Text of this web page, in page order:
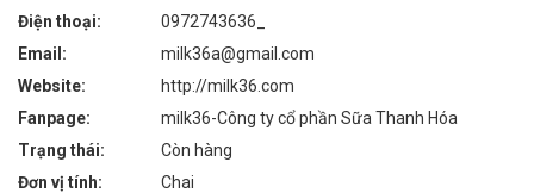
Điện thoại:
0972743636_
Email:
milk36a@gmail.com
Website:
http://milk36.com
Fanpage:
milk36-Công ty cổ phần Sữa Thanh Hóa
Trạng thái:
Còn hàng
Đơn vị tính:
Chai